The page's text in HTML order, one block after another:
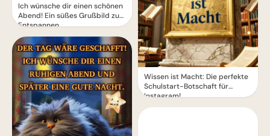
Ich wünsche dir einen schönen
Abend! Ein süßes Grußbild zum
Entspannen
Wissen ist Macht: Die perfekte
Schulstart-Botschaft für
Instagram!